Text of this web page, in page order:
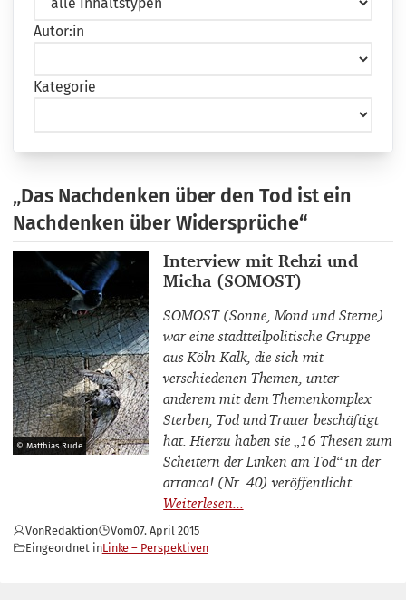
Autor:in
Kategorie
„Das Nachdenken über den Tod ist ein
Nachdenken über Widersprüche“
© Matthias Rude
Interviewpartner_innen
Interview mit Rehzi und
Micha (SOMOST)
SOMOST (Sonne, Mond und Sterne)
war eine stadtteilpolitische Gruppe
aus Köln-Kalk, die sich mit
verschiedenen Themen, unter
anderem mit dem Themenkomplex
Sterben, Tod und Trauer beschäftigt
hat. Hierzu haben sie „16 Thesen zum
Scheitern der Linken am Tod“ in der
arranca! (Nr. 40) veröffentlicht.
VonRedaktion Vom07. April 2015
Eingeordnet inLinke – Perspektiven